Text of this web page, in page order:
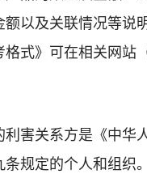
以及关联情况等说
式》可在相关网站
害关系方是《中华
规定的个人和组织。